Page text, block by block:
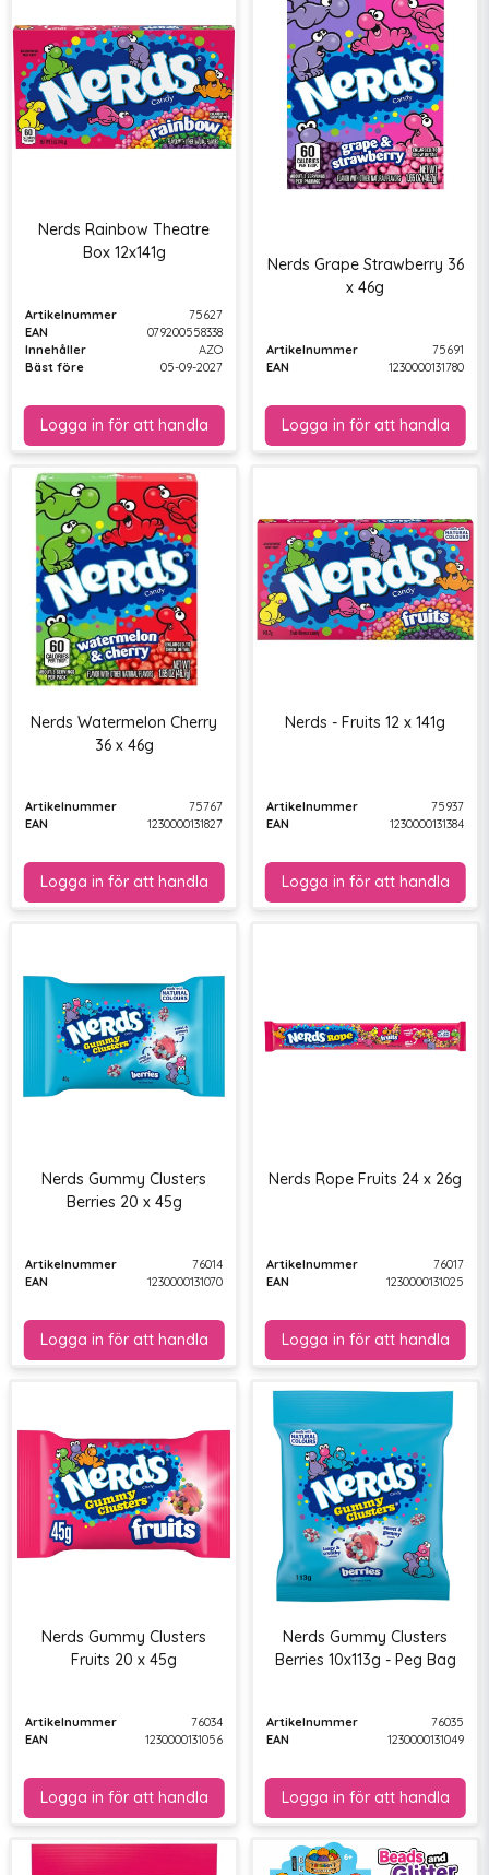
Nerds Rainbow Theatre
Box 12x141g
Artikelnummer
75627
EAN
079200558338
Innehåller
AZO
Bäst före
05-09-2027
Nerds Grape Strawberry 36
x 46g
Artikelnummer
75691
EAN
1230000131780
Nerds Watermelon Cherry
36 x 46g
Artikelnummer
75767
EAN
1230000131827
Nerds - Fruits 12 x 141g
Artikelnummer
75937
EAN
1230000131384
Nerds Gummy Clusters
Berries 20 x 45g
Artikelnummer
76014
EAN
1230000131070
Nerds Rope Fruits 24 x 26g
Artikelnummer
76017
EAN
1230000131025
Nerds Gummy Clusters
Fruits 20 x 45g
Artikelnummer
76034
EAN
1230000131056
Nerds Gummy Clusters
Berries 10x113g - Peg Bag
Artikelnummer
76035
EAN
1230000131049